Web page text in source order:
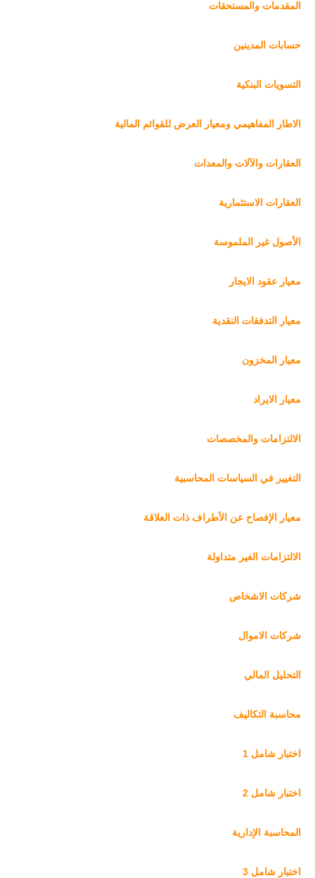
المقدمات والمستحقات
حسابات المدينين
التسويات البنكية
الاطار المفاهيمي ومعيار العرض للقوائم المالية
العقارات والآلات والمعدات
العقارات الاستثمارية
الأصول غير الملموسة
معيار عقود الايجار
معيار التدفقات النقدية
معيار المخزون
معيار الايراد
الالتزامات والمخصصات
التغيير في السياسات المحاسبية
معيار الإفصاح عن الأطراف ذات العلاقة
الالتزامات الغير متداولة
شركات الاشخاص
شركات الاموال
التحليل المالي
محاسبة التكاليف
اختبار شامل 1
اختبار شامل 2
المحاسبة الإدارية
اختبار شامل 3